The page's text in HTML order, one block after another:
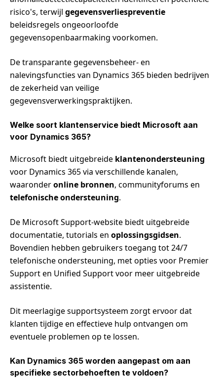
risico's, terwijl gegevensverliespreventie
beleidsregels ongeoorloofde
gegevensopenbaarmaking voorkomen.
De transparante gegevensbeheer- en
nalevingsfuncties van Dynamics 365 bieden bedrijven
de zekerheid van veilige
gegevensverwerkingspraktijken.
Welke soort klantenservice biedt Microsoft aan
voor Dynamics 365?
Microsoft biedt uitgebreide klantenondersteuning
voor Dynamics 365 via verschillende kanalen,
waaronderonline bronnen, communityforums en
telefonische ondersteuning.
De Microsoft Support-website biedt uitgebreide
documentatie, tutorials en oplossingsgidsen.
Bovendien hebben gebruikers toegang tot 24/7
telefonische ondersteuning, met opties voor Premier
Support en Unified Support voor meer uitgebreide
assistentie.
Dit meerlagige supportsysteem zorgt ervoor dat
klanten tijdige en effectieve hulp ontvangen om
eventuele problemen op te lossen.
Kan Dynamics 365 worden aangepast om aan
specifieke sectorbehoeften te voldoen?